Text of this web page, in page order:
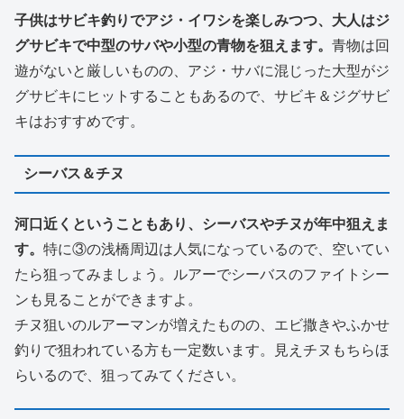
子供はサビキ釣りでアジ・イワシを楽しみつつ、大人はジ
グサビキで中型のサバや小型の青物を狙えます。 青物は回
遊がないと厳しいものの、アジ・サバに混じった大型がジ
グサビキにヒットすることもあるので、サビキ＆ジグサビ
キはおすすめです。
シーバス＆チヌ
河口近くということもあり、シーバスやチヌが年中狙えま
す。 特に③の浅橋周辺は人気になっているので、空いてい
たら狙ってみましょう。ルアーでシーバスのファイトシー
ンも見ることができますよ。
チヌ狙いのルアーマンが増えたものの、エビ撒きやふかせ
釣りで狙われている方も一定数います。見えチヌもちらほ
らいるので、狙ってみてください。